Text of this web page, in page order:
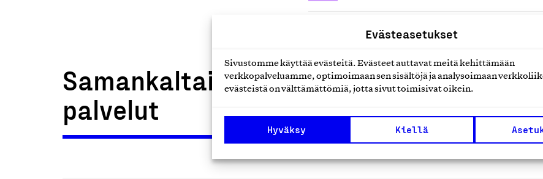
Evästeasetukset
Sivustomme käyttää evästeitä. Evästeet auttavat meitä kehittämään
verkkopalveluamme, optimoimaan sen sisältöjä ja analysoimaan
evästeistä on välttämättömiä, jotta sivut toimisivat oikein.
Hyväksy Kiellä
Samankaltaiset tuotteet tai
palvelut